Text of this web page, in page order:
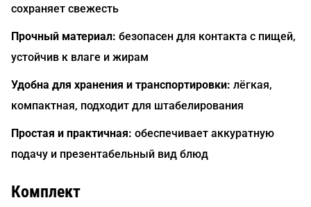
сохраняет свежесть
Прочный материал: безопасен для контакта с пищей,
устойчив к влаге и жирам
Удобна для хранения и транспортировки: лёгкая,
компактная, подходит для штабелирования
Простая и практичная: обеспечивает аккуратную
подачу и презентабельный вид блюд
Комплект